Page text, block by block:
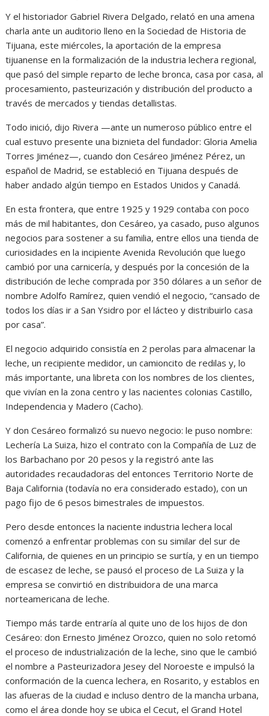
Y el historiador Gabriel Rivera Delgado, relató en una amena
charla ante un auditorio lleno en la Sociedad de Historia de
Tijuana, este miércoles, la aportación de la empresa
tijuanense en la formalización de la industria lechera regional,
que pasó del simple reparto de leche bronca, casa por casa, al
procesamiento, pasteurización y distribución del producto a
través de mercados y tiendas detallistas.
Todo inició, dijo Rivera —ante un numeroso público entre el
cual estuvo presente una biznieta del fundador: Gloria Amelia
Torres Jiménez—, cuando don Cesáreo Jiménez Pérez, un
español de Madrid, se estableció en Tijuana después de
haber andado algún tiempo en Estados Unidos y Canadá.
En esta frontera, que entre 1925 y 1929 contaba con poco
más de mil habitantes, don Cesáreo, ya casado, puso algunos
negocios para sostener a su familia, entre ellos una tienda de
curiosidades en la incipiente Avenida Revolución que luego
cambió por una carnicería, y después por la concesión de la
distribución de leche comprada por 350 dólares a un señor de
nombre Adolfo Ramírez, quien vendió el negocio, “cansado de
todos los días ir a San Ysidro por el lácteo y distribuirlo casa
por casa”.
El negocio adquirido consistía en 2 perolas para almacenar la
leche, un recipiente medidor, un camioncito de redilas y, lo
más importante, una libreta con los nombres de los clientes,
que vivían en la zona centro y las nacientes colonias Castillo,
Independencia y Madero (Cacho).
Y don Cesáreo formalizó su nuevo negocio: le puso nombre:
Lechería La Suiza, hizo el contrato con la Compañía de Luz de
los Barbachano por 20 pesos y la registró ante las
autoridades recaudadoras del entonces Territorio Norte de
Baja California (todavía no era considerado estado), con un
pago fijo de 6 pesos bimestrales de impuestos.
Pero desde entonces la naciente industria lechera local
comenzó a enfrentar problemas con su similar del sur de
California, de quienes en un principio se surtía, y en un tiempo
de escasez de leche, se pausó el proceso de La Suiza y la
empresa se convirtió en distribuidora de una marca
norteamericana de leche.
Tiempo más tarde entraría al quite uno de los hijos de don
Cesáreo: don Ernesto Jiménez Orozco, quien no solo retomó
el proceso de industrialización de la leche, sino que le cambió
el nombre a Pasteurizadora Jesey del Noroeste e impulsó la
conformación de la cuenca lechera, en Rosarito, y establos en
las afueras de la ciudad e incluso dentro de la mancha urbana,
como el área donde hoy se ubica el Cecut, el Grand Hotel